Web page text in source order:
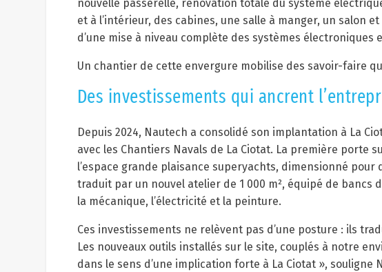
nouvelle passerelle, rénovation totale du système
et à l’intérieur, des cabines, une salle à manger, un salon
d’une mise à niveau complète des systèmes électroniques
Un chantier de cette envergure mobilise des savoir-faire
Des investissements qui ancrent
Depuis 2024, Nautech a consolidé son implantation à La
avec les Chantiers Navals de La Ciotat. La première porte
l’espace grande plaisance superyachts, dimensionné pour
traduit par un nouvel atelier de 1 000 m², équipé de bancs
la mécanique, l’électricité et la peinture.
Ces investissements ne relèvent pas d’une posture : ils
Les nouveaux outils installés sur le site, couplés à notre
dans le sens d’une implication forte à La Ciotat », souligne